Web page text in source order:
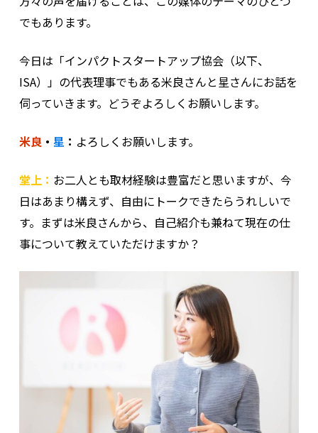
でもあります。
今日は「インパクトスタートアップ協会（以下、
ISA）」の代表理事でもある米良さんと星さんにお話を
伺っていきます。どうぞよろしくお願いします。
米良・ 星 ： よろしくお願いします。
堂上： お二人とも取材経験は豊富だと思いますが、今
日はあまり構えず、自由にトークできたらうれしいで
す。まずは米良さんから、自己紹介も兼ねて現在の仕
事について教えていただけますか？